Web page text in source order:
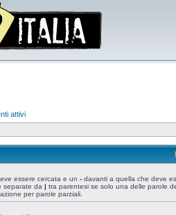
attivi
essere cercata e un - davanti a quella che deve
separate da | tra parentesi se solo una delle parole
per parole parziali.